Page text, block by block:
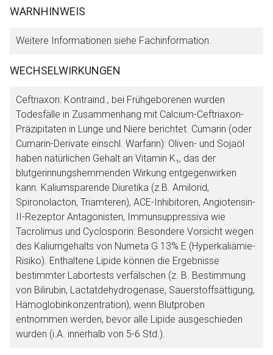
WARNHINWEIS
Weitere Informationen siehe Fachinformation.
WECHSELWIRKUNGEN
Ceftriaxon: Kontraind., bei Frühgeborenen wurden
Todesfälle in Zusammenhang mit Calcium-Ceftriaxon-
Präzipitaten in Lunge und Niere berichtet. Cumarin (oder
Cumarin-Derivate einschl. Warfarin): Oliven- und Sojaöl
haben natürlichen Gehalt an Vitamin K₁, das der
blutgerinnungshemmenden Wirkung entgegenwirken
kann. Kaliumsparende Diuretika (z.B. Amilorid,
Spironolacton, Triamteren), ACE-Inhibitoren, Angiotensin-
II-Rezeptor Antagonisten, Immunsuppressiva wie
Tacrolimus und Cyclosporin: Besondere Vorsicht wegen
des Kaliumgehalts von Numeta G 13% E (Hyperkaliämie-
Risiko). Enthaltene Lipide können die Ergebnisse
bestimmter Labortests verfälschen (z. B. Bestimmung
von Bilirubin, Lactatdehydrogenase, Sauerstoffsättigung,
Hämoglobinkonzentration), wenn Blutproben
entnommen werden, bevor alle Lipide ausgeschieden
wurden (i.A. innerhalb von 5-6 Std.).